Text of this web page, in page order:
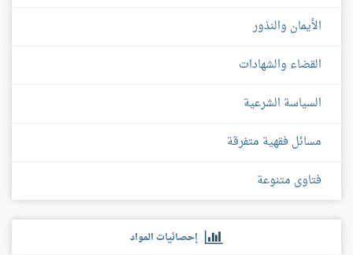
الأيمان والنذور
القضاء والشهادات
السياسة الشرعية
مسائل فقهية متفرقة
فتاوى متنوعة
إحصائيات المواد